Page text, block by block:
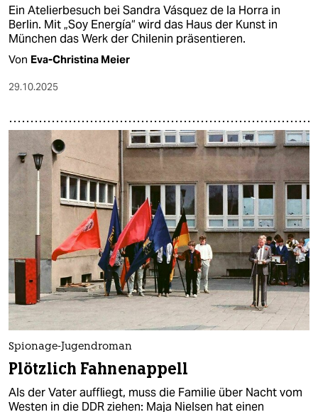
Ein Atelierbesuch bei Sandra Vásquez de la Horra in
Berlin. Mit „Soy Energía“ wird das Haus der Kunst in
München das Werk der Chilenin präsentieren.
Von Eva-Christina Meier
29.10.2025
Spionage-Jugendroman
Plötzlich Fahnenappell
Als der Vater auffliegt, muss die Familie über Nacht vom
Westen in die DDR ziehen: Maja Nielsen hat einen